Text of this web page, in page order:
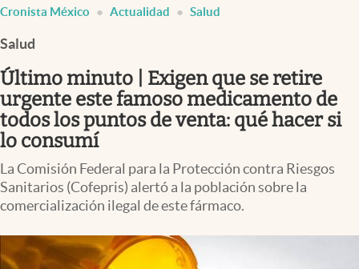
Brand Strategy
Pc y celular
Vida y estilo
Clima
Mediakit
Cronista México Actualidad Salud
Salud
Último minuto | Exigen que se retire
urgente este famoso medicamento de
todos los puntos de venta: qué hacer si
lo consumí
La Comisión Federal para la Protección contra Riesgos
Sanitarios (Cofepris) alertó a la población sobre la
comercialización ilegal de este fármaco.